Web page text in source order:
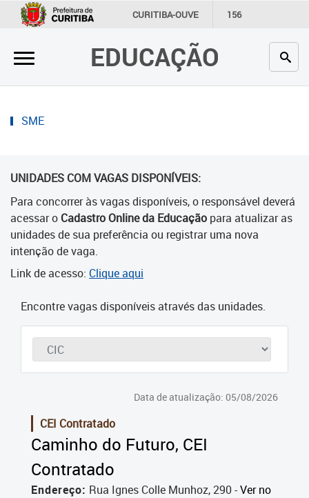
CURITIBA-OUVE 156
INFORMAÇÃO SECRETARIAS
EDUCAÇÃO
×
Inicial
Secretaria
Profissionais da educação
Comunidade
Links
úteis
Cadastro Online
Portal Aprendere
SME
UNIDADES COM VAGAS DISPONÍVEIS:
Para concorrer às vagas disponíveis, o responsável deverá
acessar o Cadastro Online da Educação para atualizar as
unidades de sua preferência ou registrar uma nova
intenção de vaga.
Link de acesso: Clique aqui
Encontre vagas disponíveis através das unidades.
Data de atualização: 05/08/2026
CEI Contratado
Caminho do Futuro, CEI
Contratado
Endereço: Rua Ignes Colle Munhoz, 290 -Ver no